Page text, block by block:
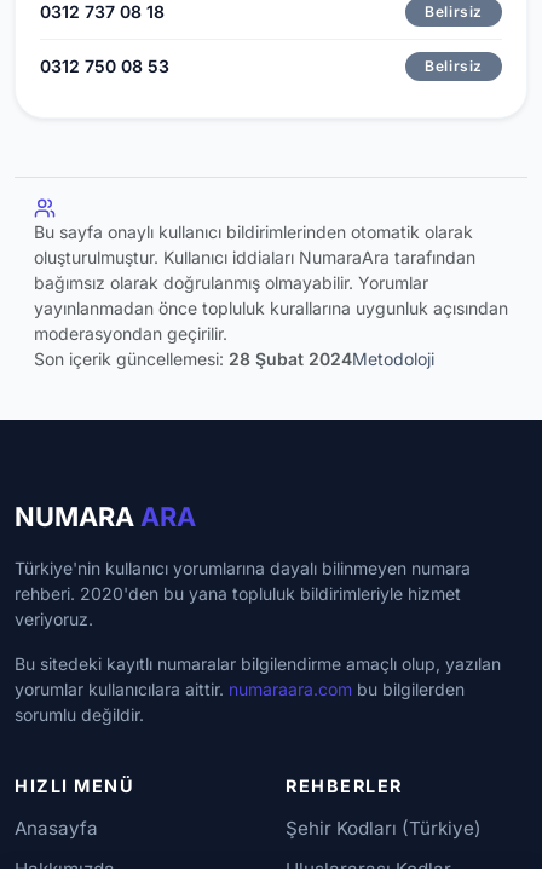
0312 737 08 18 Belirsiz
0312 750 08 53 Belirsiz
Bu sayfa onaylı kullanıcı bildirimlerinden otomatik olarak
oluşturulmuştur. Kullanıcı iddiaları NumaraAra tarafından
bağımsız olarak doğrulanmış olmayabilir. Yorumlar
yayınlanmadan önce topluluk kurallarına uygunluk açısından
moderasyondan geçirilir.
Son içerik güncellemesi: 28 Şubat 2024Metodoloji
NUMARA ARA
Türkiye'nin kullanıcı yorumlarına dayalı bilinmeyen numara
rehberi. 2020'den bu yana topluluk bildirimleriyle hizmet
veriyoruz.
Bu sitedeki kayıtlı numaralar bilgilendirme amaçlı olup, yazılan
yorumlar kullanıcılara aittir. numaraara.com bu bilgilerden
sorumlu değildir.
HIZLI MENÜ
Anasayfa
Hakkımızda
REHBERLER
Şehir Kodları (Türkiye)
Uluslararası Kodlar